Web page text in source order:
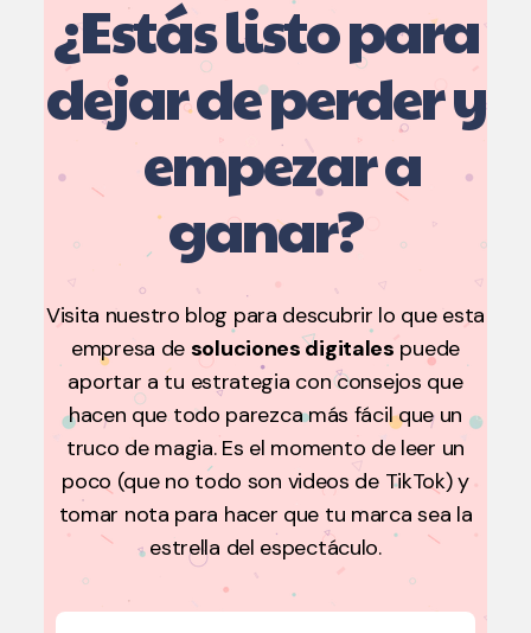
¿Estás listo para
dejar de perder y
empezar a
ganar?
Visita nuestro blog para descubrir lo que esta
empresa de soluciones digitales puede
aportar a tu estrategia con consejos que
hacen que todo parezca más fácil que un
truco de magia. Es el momento de leer un
poco (que no todo son videos de TikTok) y
tomar nota para hacer que tu marca sea la
estrella del espectáculo.